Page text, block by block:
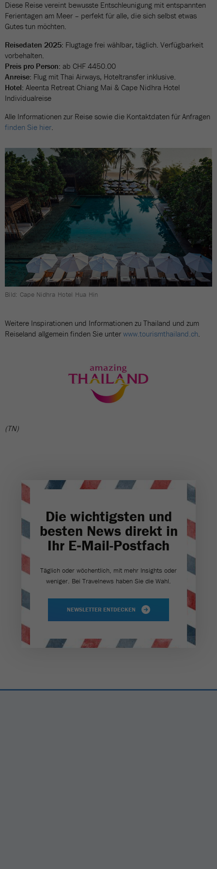
Diese Reise vereint bewusste Entschleunigung mit entspannten
Ferientagen am Meer – perfekt für alle, die sich selbst etwas
Gutes tun möchten.
Reisedaten 2025: Flugtage frei wählbar, täglich. Verfügbarkeit
vorbehalten.
Preis pro Person: ab CHF 4450.00
Anreise: Flug mit Thai Airways, Hoteltransfer inklusive.
Hotel: Aleenta Retreat Chiang Mai & Cape Nidhra Hotel
Individualreise
Alle Informationen zur Reise sowie die Kontaktdaten für Anfragen
finden Sie hier.
Bild: Cape Nidhra Hotel Hua Hin
Weitere Inspirationen und Informationen zu Thailand und zum
Reiseland allgemein finden Sie unter www.tourismthailand.ch
(TN)
Die wichtigsten und
besten News direkt in
Ihr E‑Mail-Postfach
Täglich oder wöchentlich, mit mehr Insights oder
weniger. Bei Travel­news haben Sie die Wahl.
NEWSLETTER ENTDECKEN